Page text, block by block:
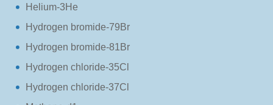
Helium-3He
Hydrogen bromide-79Br
Hydrogen bromide-81Br
Hydrogen chloride-35Cl
Hydrogen chloride-37Cl